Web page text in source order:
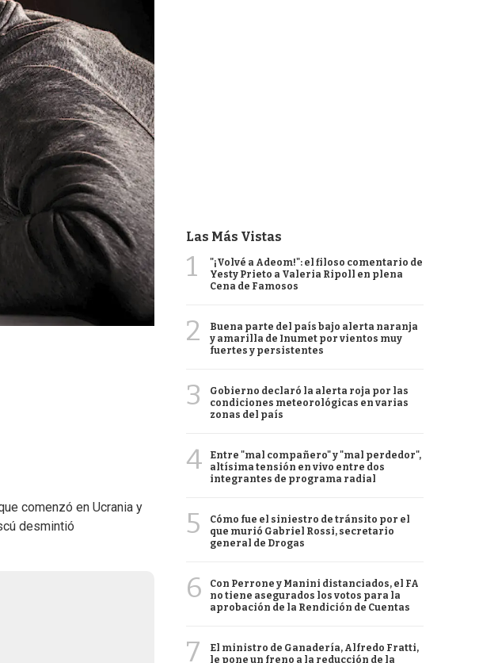
comenzó en Ucrania y
desmintió
Las Más Vistas
1
"¡Volvé a Adeom!": el filoso comentario de
Yesty Prieto a Valeria Ripoll en plena
Cena de Famosos
2
Buena parte del país bajo alerta naranja
y amarilla de Inumet por vientos muy
fuertes y persistentes
3
Gobierno declaró la alerta roja por las
condiciones meteorológicas en varias
zonas del país
4
Entre "mal compañero" y "mal perdedor",
altísima tensión en vivo entre dos
integrantes de programa radial
5
Cómo fue el siniestro de tránsito por el
que murió Gabriel Rossi, secretario
general de Drogas
6
Con Perrone y Manini distanciados, el FA
no tiene asegurados los votos para la
aprobación de la Rendición de Cuentas
7
El ministro de Ganadería, Alfredo Fratti,
le pone un freno a la reducción de la